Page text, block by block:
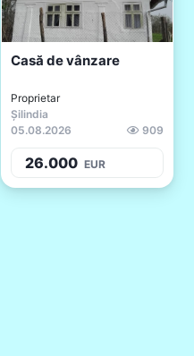
Casă de vânzare
Proprietar
Șilindia
05.08.2026
909
26.000 EUR